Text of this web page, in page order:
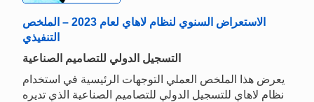
الاستعراض السنوي لنظام لاهاي لعام 2023 – الملخص
التنفيذي
التسجيل الدولي للتصاميم الصناعية
يعرض هذا الملخص العملي التوجهات الرئيسية في استخدام
نظام لاهاي للتسجيل الدولي للتصاميم الصناعية الذي تديره